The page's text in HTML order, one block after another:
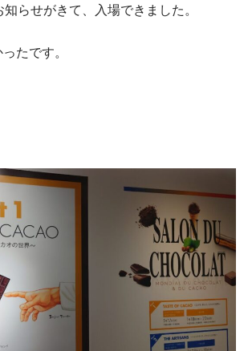
らせがきて、入場できました。
たです。